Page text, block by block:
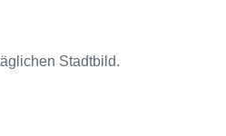
Stadtbild.